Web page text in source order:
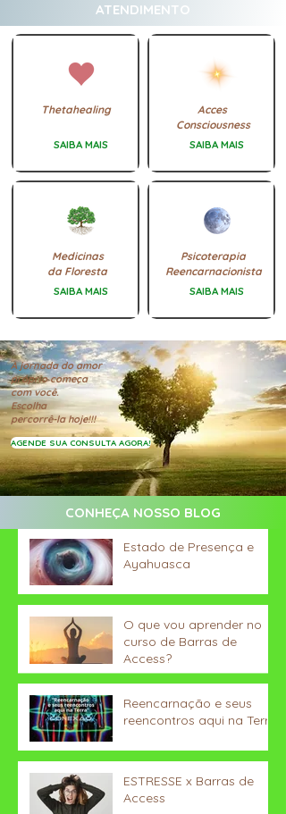
ATENDIMENTO
Thetahealing
SAIBA MAIS
Medicinas
da Floresta
SAIBA MAIS
Acces
Consciousness
SAIBA MAIS
Psicoterapia
Reencarnacionista
SAIBA MAIS
A jornada do amor
próprio começa
com você.
Escolha
percorrê-la hoje!!!
AGENDE SUA CONSULTA AGORA!
Estado de Presença e
Ayahuasca
O que vou aprender no
curso de Barras de
Access?
Reencarnação e seus
reencontros aqui na Terra
ESTRESSE x Barras de
Access
CONHEÇA NOSSO BLOG